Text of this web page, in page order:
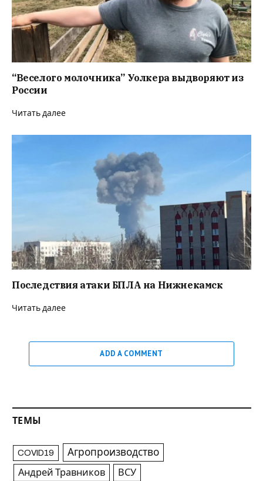
“Веселого молочника” Уолкера выдворяют из
России
Читать далее
Последствия атаки БПЛА на Нижнекамск
Читать далее
ADD A COMMENT
ТЕМЫ
COVID19 Агропроизводство
Андрей Травников ВСУ